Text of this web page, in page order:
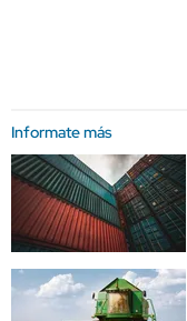
Informate más